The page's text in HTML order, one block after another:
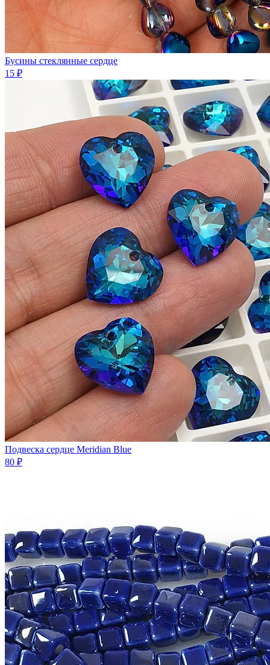
Бусины стеклянные сердце
15 ₽
Подвеска сердце Meridian Blue
80 ₽